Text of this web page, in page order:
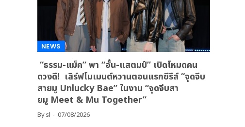
NEWS
“ธรรม-แม็ค” พา “อั๋น-แสตมป์” เปิดโหมดคน
ดวงดี! เสิร์ฟโมเมนต์หวานตอนแรกซีรีส์ “จุดจีบ
สายมู Unlucky Bae” ในงาน “จุดจีบสา
ยมู Meet & Mu Together”
Bysl 07/08/2026